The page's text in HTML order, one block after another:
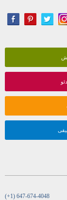
(+1) 647-674-4048